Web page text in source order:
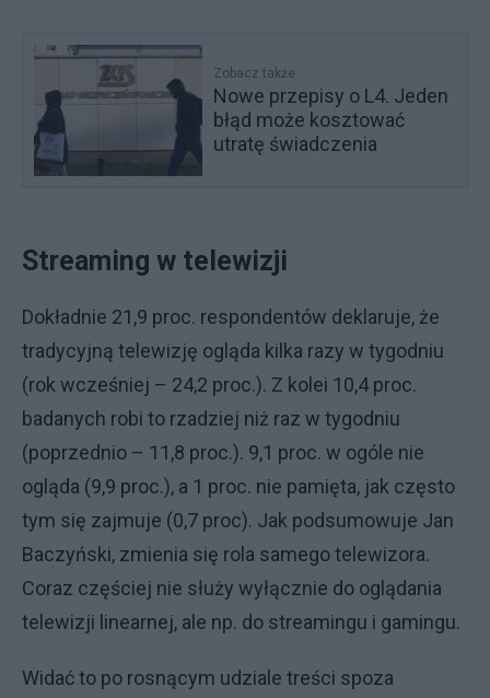
Zobacz także
Nowe przepisy o L4. Jeden
błąd może kosztować
utratę świadczenia
Streaming w telewizji
Dokładnie 21,9 proc. respondentów deklaruje, że
tradycyjną telewizję ogląda kilka razy w tygodniu
(rok wcześniej – 24,2 proc.). Z kolei 10,4 proc.
badanych robi to rzadziej niż raz w tygodniu
(poprzednio – 11,8 proc.). 9,1 proc. w ogóle nie
ogląda (9,9 proc.), a 1 proc. nie pamięta, jak często
tym się zajmuje (0,7 proc). Jak podsumowuje Jan
Baczyński, zmienia się rola samego telewizora.
Coraz częściej nie służy wyłącznie do oglądania
telewizji linearnej, ale np. do streamingu i gamingu.
Widać to po rosnącym udziale treści spoza